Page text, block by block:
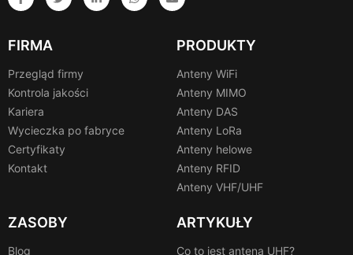
FIRMA
Przegląd firmy
Kontrola jakości
Kariera
Wycieczka po fabryce
Certyfikaty
Kontakt
PRODUKTY
Anteny WiFi
Anteny MIMO
Anteny DAS
Anteny LoRa
Anteny helowe
Anteny RFID
Anteny VHF/UHF
ZASOBY
Blog
ARTYKUŁY
Co to jest antena UHF?